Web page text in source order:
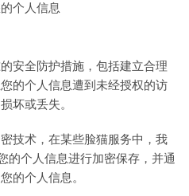
个人信息
安全防护措施，包括建立合理
的个人信息遭到未经授权的访
坏或丢失。
技术，在某些脸猫服务中，我
的个人信息进行加密保存，并通
的个人信息。